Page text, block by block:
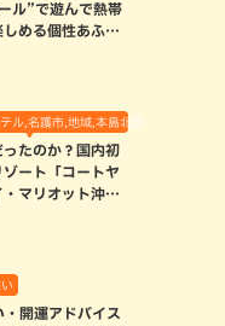
ル”で遊んで熱帯
める個性あふれ
ル,名護市,地域,本島北部
ったのか？国内初
ート「コートヤ
・マリオット沖縄
・開運アドバイス